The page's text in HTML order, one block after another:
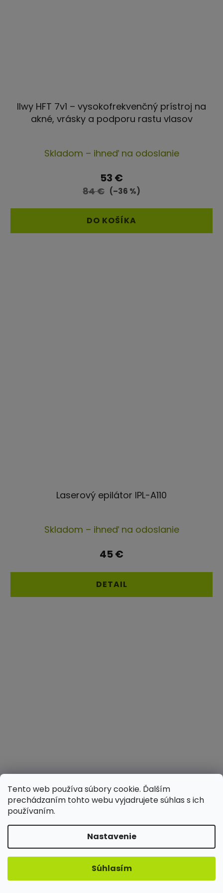
Tento web používa súbory cookie. Ďalším
prechádzaním tohto webu vyjadrujete súhlas s ich
používaním.
Nastavenie
Súhlasím
Ilwy HFT 7v1 – vysokofrekvenčný prístroj na
akné, vrásky a podporu rastu vlasov
hodnotenie
produktu
je
z
5
Skladom – ihneď na odoslanie
53 €
84 € (–36 %)
DO KOŠÍKA
Laserový epilátor IPL-A110
hodnotenie
produktu
4,8
z
Skladom – ihneď na odoslanie
45 €
DETAIL
Ilwy Supersonic Profi ultrazvuková špachtľa
na čistenie pleti